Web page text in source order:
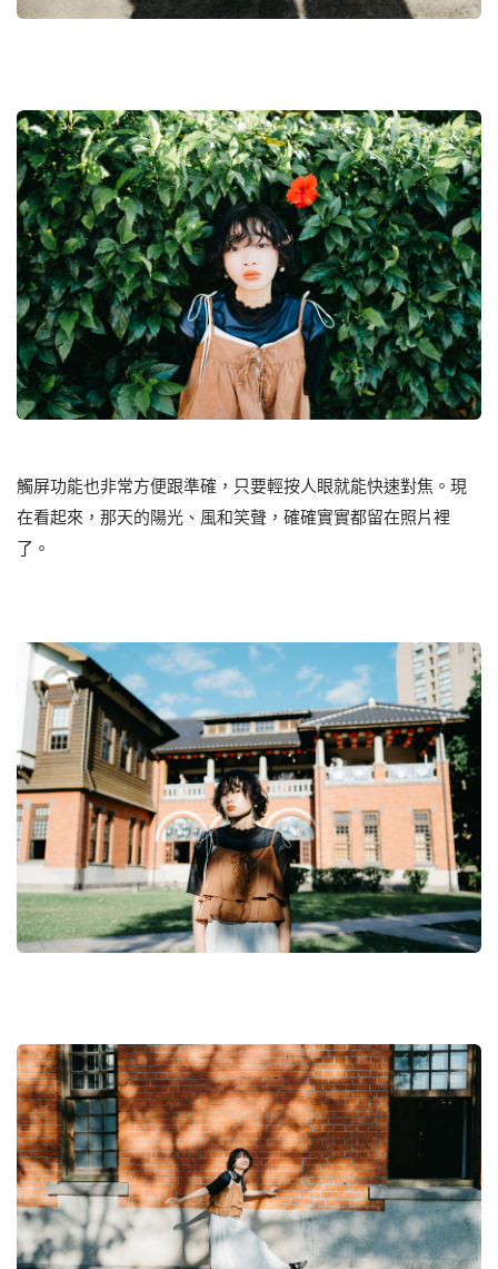
觸屏功能也非常⽅便跟準確，只要輕按⼈眼就能快速對焦。現
在看起來，那天的陽光、風和笑聲，確確實實都留在照片裡
了。